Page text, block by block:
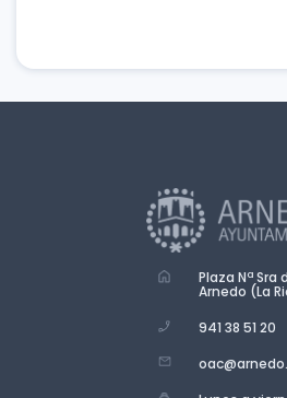
Plaza Nª Sra
Arnedo (La
941 38 51 20